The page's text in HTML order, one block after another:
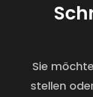
Sie
stellen